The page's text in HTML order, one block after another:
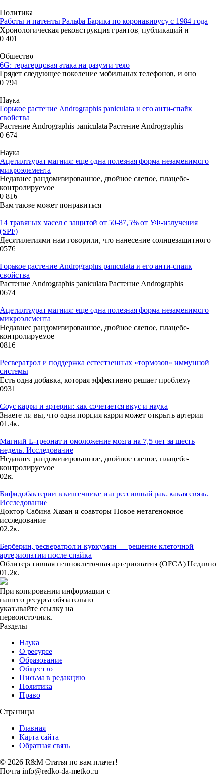
Политика
Работы и патенты Ральфа Барика по коронавирусу с 1984 года
Хронологическая реконструкция грантов, публикаций и
0 401
Общество
6G: терагерцовая атака на разум и тело
Грядет следующее поколение мобильных телефонов, и оно
0 794
Наука
Горькое растение Andrographis paniculata и его анти-спайк
свойства
Растение Andrographis paniculata Растение Andrographis
0 674
Наука
Ацетилтаурат магния: еще одна полезная форма незаменимого
микроэлемента
Недавнее рандомизированное, двойное слепое, плацебо-
контролируемое
0 816
Вам также может понравиться
14 травяных масел с защитой от 50-87,5% от УФ-излучения
(SPF)
Десятилетиями нам говорили, что нанесение солнцезащитного
0576
Горькое растение Andrographis paniculata и его анти-спайк
свойства
Растение Andrographis paniculata Растение Andrographis
0674
Ацетилтаурат магния: еще одна полезная форма незаменимого
микроэлемента
Недавнее рандомизированное, двойное слепое, плацебо-
контролируемое
0816
Ресвератрол и поддержка естественных «тормозов» иммунной
системы
Есть одна добавка, которая эффективно решает проблему
0931
Соус карри и артерии: как сочетается вкус и наука
Знаете ли вы, что одна порция карри может открыть артерии
01.4к.
Магний L-треонат и омоложение мозга на 7,5 лет за шесть
недель. Исследование
Недавнее рандомизированное, двойное слепое, плацебо-
контролируемое
02к.
Бифидобактерии в кишечнике и агрессивный рак: какая связь.
Исследование
Доктор Сабина Хазан и соавторы Новое метагеномное
исследование
02.2к.
Берберин, ресвератрол и куркумин — решение клеточной
артериопатии после спайка
Облитеративная пенноклеточная артериопатия (OFCA) Недавно
01.2к.
При копировании информации с
нашего ресурса обязательно
указывайте ссылку на
первоисточник.
Разделы
Наука
О ресурсе
Образование
Общество
Письма в редакцию
Политика
Право
Страницы
Главная
Карта сайта
Обратная связь
© 2026 R&M Статья по вам плачет!
Почта info@redko-da-metko.ru